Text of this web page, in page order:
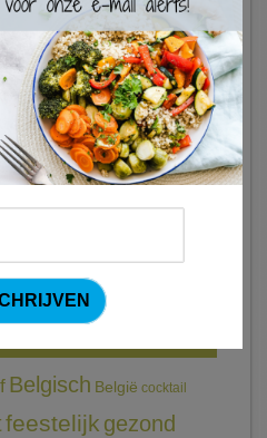
en halloumi (Sandra Bekkari)
Belgisch België cocktail
feestelijk gezond